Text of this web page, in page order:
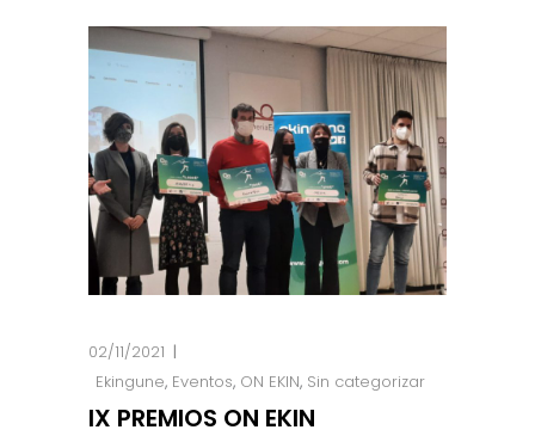
02/11/2021
Ekingune, Eventos, ON EKIN, Sin categorizar
IX PREMIOS ON EKIN